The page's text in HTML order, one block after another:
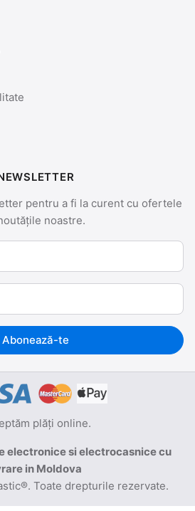
pentru a fi la curent cu ofertele
noastre.
Abonează-te
plăți online.
electronice si electrocasnice cu
in Moldova
Toate drepturile rezervate.